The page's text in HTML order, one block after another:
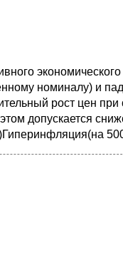
номиналу) и
рост цен при
допускается